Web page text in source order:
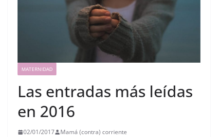
MATERNIDAD
Las entradas más leídas
en 2016
02/01/2017 Mamá (contra) corriente